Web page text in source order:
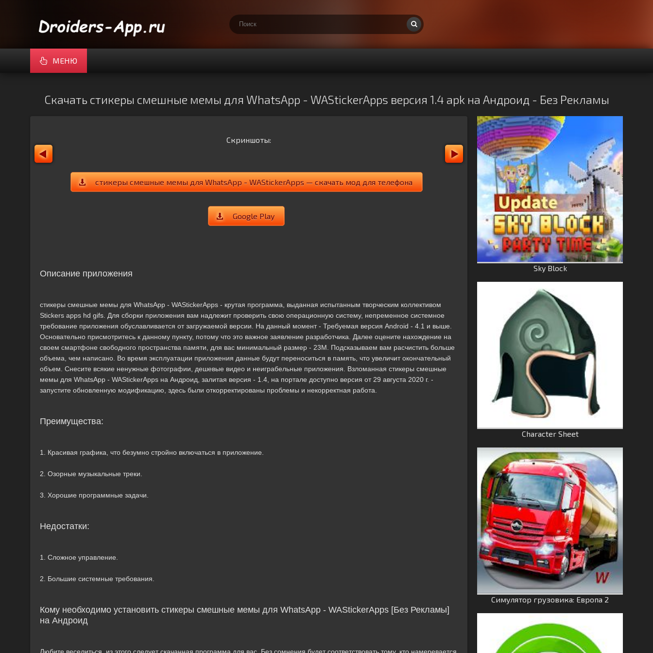
МЕНЮ
Скачать стикеры смешные мемы для WhatsApp - WAStickerApps версия 1.4 apk на Андроид - Без Рекламы
Скриншоты:
стикеры смешные мемы для WhatsApp - WAStickerApps — скачать мод для телефона
Google Play
Описание приложения
стикеры смешные мемы для WhatsApp - WAStickerApps - крутая программа, выданная испытанным творческим коллективом
Stickers apps hd gifs. Для сборки приложения вам надлежит проверить свою операционную систему, непременное системное
требование приложения обуславливается от загружаемой версии. На данный момент - Требуемая версия Android - 4.1 и выше.
Основательно присмотритесь к данному пункту, потому что это важное заявление разработчика. Далее оцените нахождение на
своем смартфоне свободного пространства памяти, для вас минимальный размер - 23M. Подсказываем вам расчистить больше
объема, чем написано. Во время эксплуатации приложения данные будут переноситься в память, что увеличит окончательный
объем. Снесите всякие ненужные фотографии, дешевые видео и неиграбельные приложения. Взломанная стикеры смешные
мемы для WhatsApp - WAStickerApps на Андроид, залитая версия - 1.4, на портале доступно версия от 29 августа 2020 г. -
запустите обновленную модификацию, здесь были откорректированы проблемы и некорректная работа.
Преимущества:
1. Красивая графика, что безумно стройно включаться в приложение.
2. Озорные музыкальные треки.
3. Хорошие программные задачи.
Недостатки:
1. Сложное управление.
2. Большие системные требования.
Кому необходимо установить стикеры смешные мемы для WhatsApp - WAStickerApps [Без Рекламы]
на Андроид
Sky Block
Character Sheet
Симулятор грузовика: Европа 2